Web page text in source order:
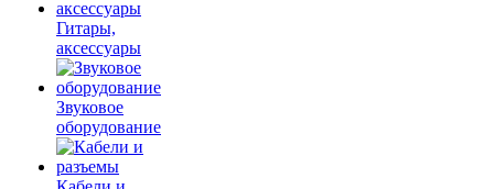
Гитары,
аксессуары
Звуковое
оборудование